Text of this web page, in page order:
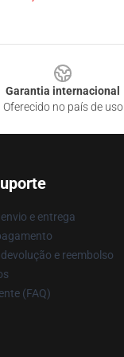
Garantia internacional
Oferecido no país de uso
e entrega
e reembolso
(FAQ)